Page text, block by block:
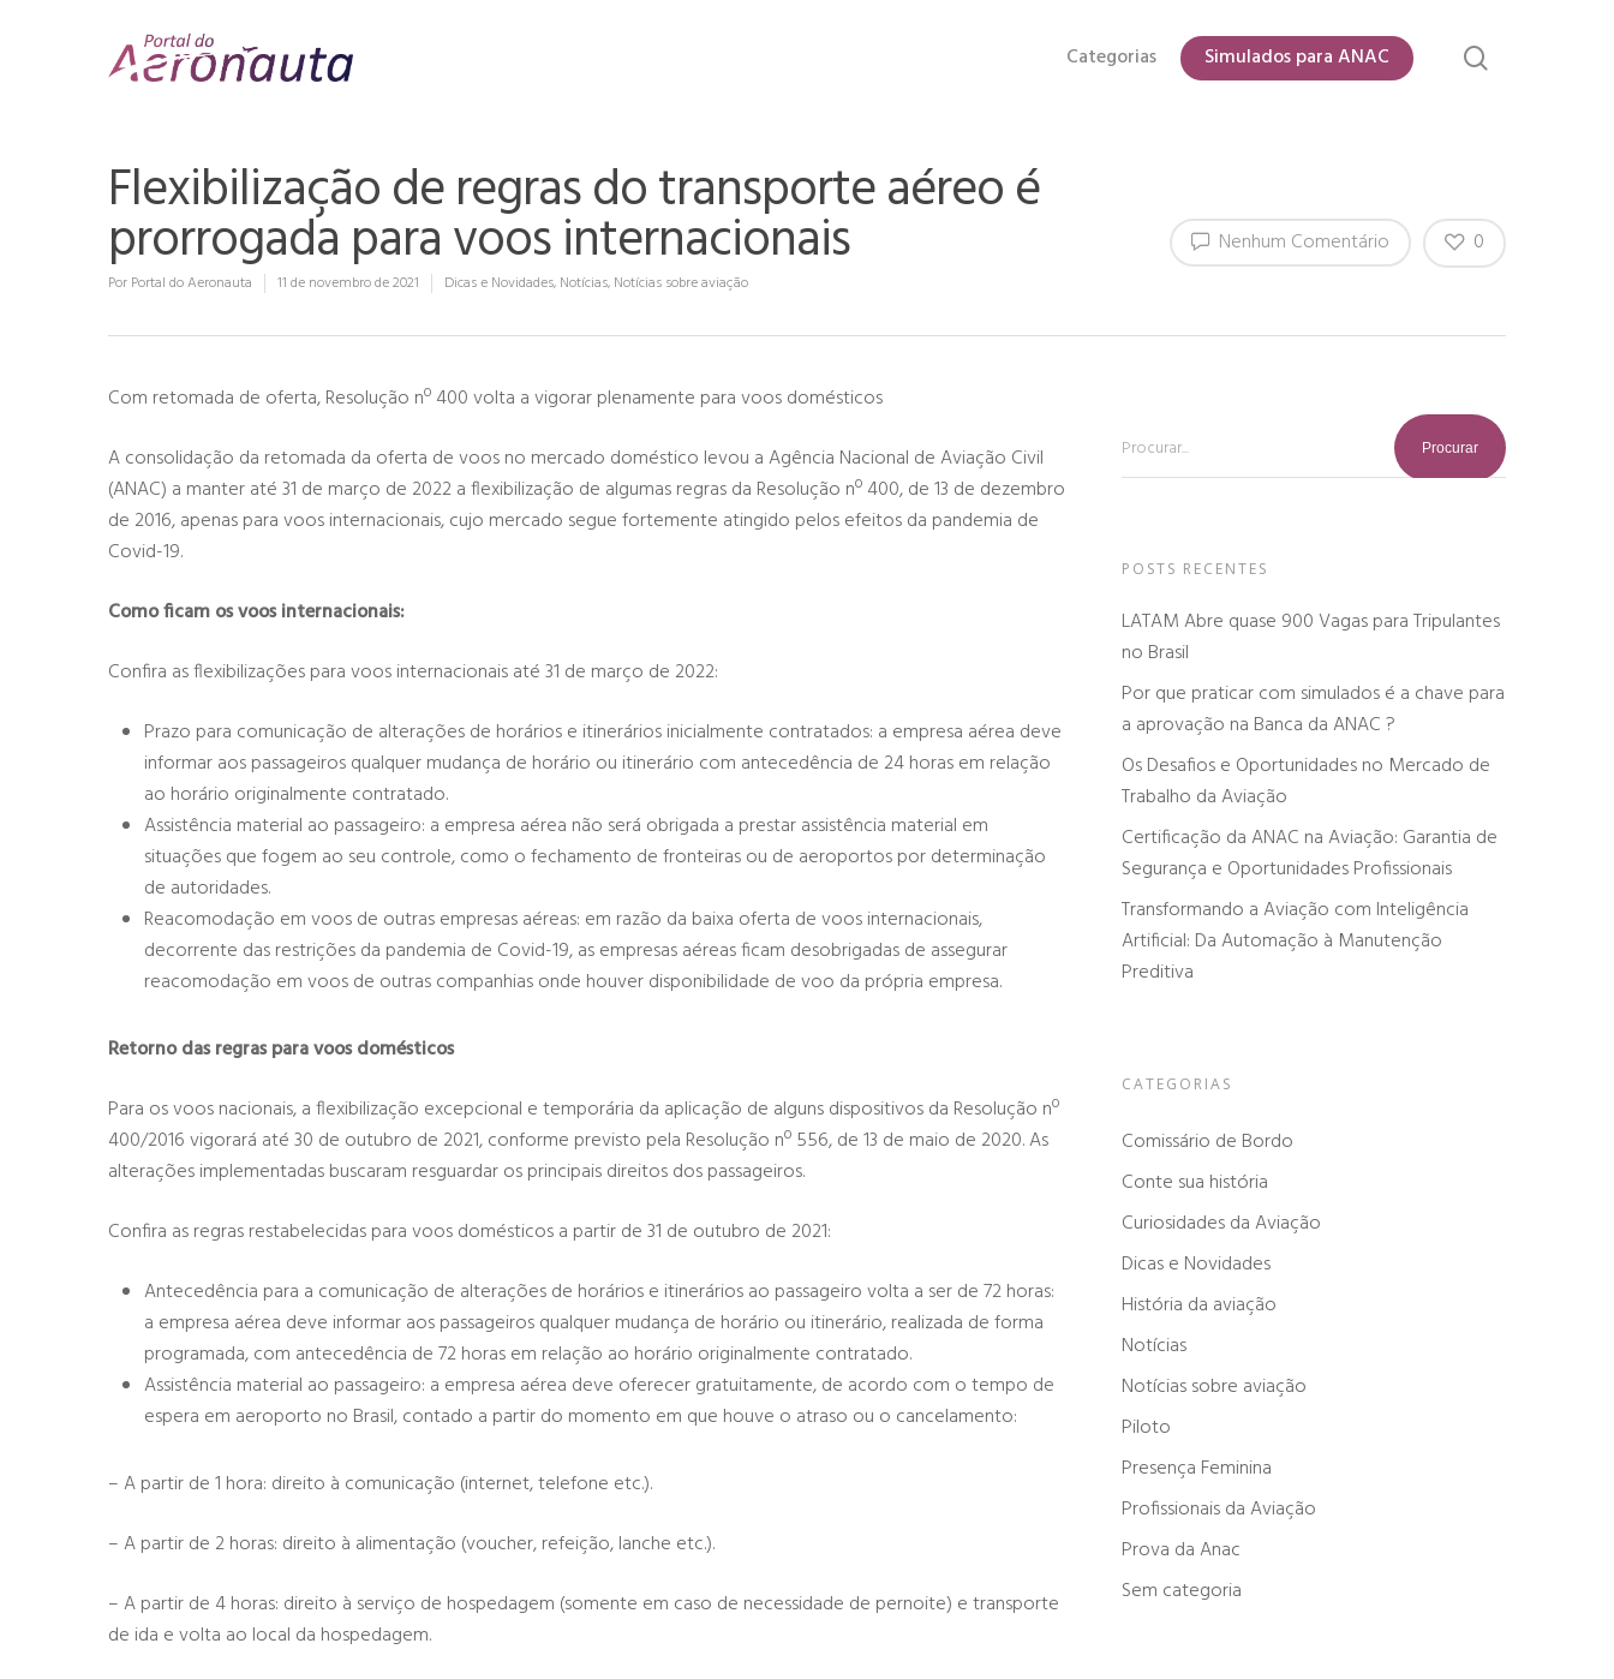
Hit enter to search or ESC to close
Categorias Simulados para ANAC
Flexibilização de regras do transporte aéreo é
prorrogada para voos internacionais
Por Portal do Aeronauta 11 de novembro de 2021 Dicas e Novidades, Notícias, Notícias sobre aviação
Nenhum Comentário 0
Com retomada de oferta, Resolução nº 400 volta a vigorar plenamente para voos domésticos
A consolidação da retomada da oferta de voos no mercado doméstico levou a Agência Nacional de Aviação Civil
(ANAC) a manter até 31 de março de 2022 a flexibilização de algumas regras da Resolução nº 400, de 13 de dezembro
de 2016, apenas para voos internacionais, cujo mercado segue fortemente atingido pelos efeitos da pandemia de
Covid-19.
Como ficam os voos internacionais:
Confira as flexibilizações para voos internacionais até 31 de março de 2022:
Prazo para comunicação de alterações de horários e itinerários inicialmente contratados: a empresa aérea deve
informar aos passageiros qualquer mudança de horário ou itinerário com antecedência de 24 horas em relação
ao horário originalmente contratado.
Assistência material ao passageiro: a empresa aérea não será obrigada a prestar assistência material em
situações que fogem ao seu controle, como o fechamento de fronteiras ou de aeroportos por determinação
de autoridades.
Reacomodação em voos de outras empresas aéreas: em razão da baixa oferta de voos internacionais,
decorrente das restrições da pandemia de Covid-19, as empresas aéreas ficam desobrigadas de assegurar
reacomodação em voos de outras companhias onde houver disponibilidade de voo da própria empresa.
Retorno das regras para voos domésticos
Para os voos nacionais, a flexibilização excepcional e temporária da aplicação de alguns dispositivos da Resolução nº
400/2016 vigorará até 30 de outubro de 2021, conforme previsto pela Resolução nº 556, de 13 de maio de 2020. As
alterações implementadas buscaram resguardar os principais direitos dos passageiros.
Confira as regras restabelecidas para voos domésticos a partir de 31 de outubro de 2021:
Antecedência para a comunicação de alterações de horários e itinerários ao passageiro volta a ser de 72 horas:
a empresa aérea deve informar aos passageiros qualquer mudança de horário ou itinerário, realizada de forma
programada, com antecedência de 72 horas em relação ao horário originalmente contratado.
Assistência material ao passageiro: a empresa aérea deve oferecer gratuitamente, de acordo com o tempo de
espera em aeroporto no Brasil, contado a partir do momento em que houve o atraso ou o cancelamento:
– A partir de 1 hora: direito à comunicação (internet, telefone etc.).
– A partir de 2 horas: direito à alimentação (voucher, refeição, lanche etc.).
– A partir de 4 horas: direito à serviço de hospedagem (somente em caso de necessidade de pernoite) e transporte
de ida e volta ao local da hospedagem.
Procurar...
POSTS RECENTES
LATAM Abre quase 900 Vagas para Tripulantes
no Brasil
Por que praticar com simulados é a chave para
a aprovação na Banca da ANAC ?
Os Desafios e Oportunidades no Mercado de
Trabalho da Aviação
Certificação da ANAC na Aviação: Garantia de
Segurança e Oportunidades Profissionais
Transformando a Aviação com Inteligência
Artificial: Da Automação à Manutenção
Preditiva
CATEGORIAS
Comissário de Bordo
Conte sua história
Curiosidades da Aviação
Dicas e Novidades
História da aviação
Notícias
Notícias sobre aviação
Piloto
Presença Feminina
Profissionais da Aviação
Prova da Anac
Sem categoria